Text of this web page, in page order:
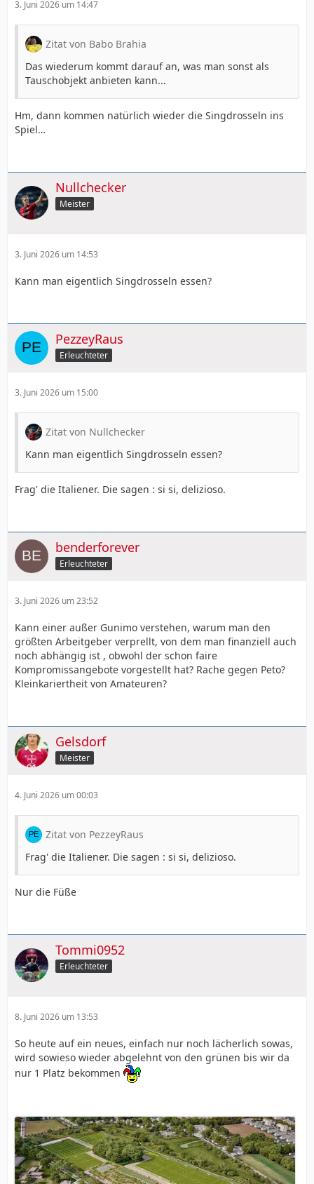
3. Juni 2026 um 14:47
Zitat von Babo Brahia
Das wiederum kommt darauf an, was man sonst als
Tauschobjekt anbieten kann...
Hm, dann kommen natürlich wieder die Singdrosseln ins
Spiel…
Nullchecker
Meister
3. Juni 2026 um 14:53
Kann man eigentlich Singdrosseln essen?
PezzeyRaus
Erleuchteter
3. Juni 2026 um 15:00
Zitat von Nullchecker
Kann man eigentlich Singdrosseln essen?
Frag' die Italiener. Die sagen : si si, delizioso.
benderforever
Erleuchteter
3. Juni 2026 um 23:52
Kann einer außer Gunimo verstehen, warum man den
größten Arbeitgeber verprellt, von dem man finanziell auch
noch abhängig ist , obwohl der schon faire
Kompromissangebote vorgestellt hat? Rache gegen Peto?
Kleinkariertheit von Amateuren?
Gelsdorf
Meister
4. Juni 2026 um 00:03
Zitat von PezzeyRaus
Frag' die Italiener. Die sagen : si si, delizioso.
Nur die Füße
Tommi0952
Erleuchteter
8. Juni 2026 um 13:53
So heute auf ein neues, einfach nur noch lächerlich sowas,
wird sowieso wieder abgelehnt von den grünen bis wir da
nur 1 Platz bekommen